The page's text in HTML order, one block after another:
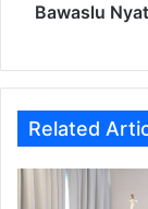
Bawaslu
Related